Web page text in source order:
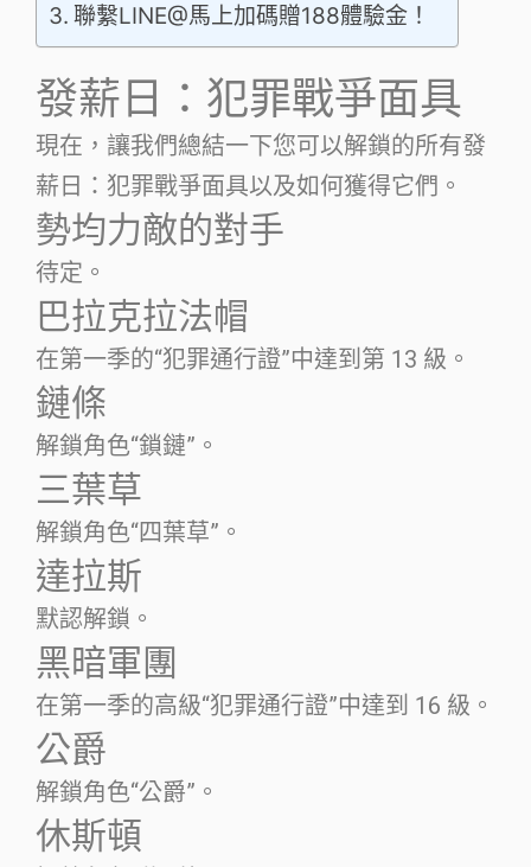
聯繫LINE@馬上加碼贈188體驗金！
發薪日：犯罪戰爭面具
現在，讓我們總結一下您可以解鎖的所有發
薪日：犯罪戰爭面具以及如何獲得它們。
勢均力敵的對手
待定。
巴拉克拉法帽
在第一季的“犯罪通行證”中達到第 13 級。
鏈條
解鎖角色“鎖鏈”。
三葉草
解鎖角色“四葉草”。
達拉斯
默認解鎖。
黑暗軍團
在第一季的高級“犯罪通行證”中達到 16 級。
公爵
解鎖角色“公爵”。
休斯頓